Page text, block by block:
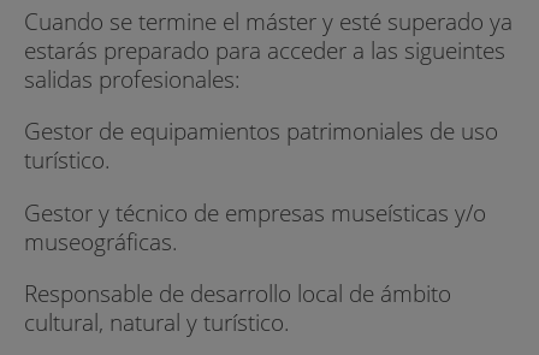
Cuando se termine el máster y esté superado ya
estarás preparado para acceder a las sigueintes
salidas profesionales:
Gestor de equipamientos patrimoniales de uso
turístico.
Gestor y técnico de empresas museísticas y/o
museográficas.
Responsable de desarrollo local de ámbito
cultural, natural y turístico.